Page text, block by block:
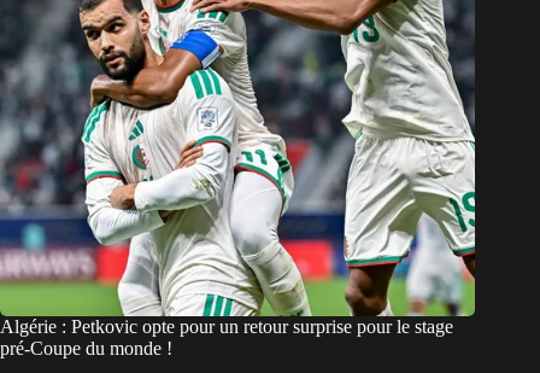
Algérie : Petkovic opte pour un retour surprise pour le stage
pré-Coupe du monde !